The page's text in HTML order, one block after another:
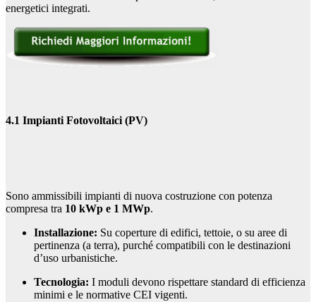
energetici integrati.
4.1 Impianti Fotovoltaici (PV)
Sono ammissibili impianti di nuova costruzione con potenza
compresa tra 10 kWp e 1 MWp.
Installazione: Su coperture di edifici, tettoie, o su aree di
pertinenza (a terra), purché compatibili con le destinazioni
d’uso urbanistiche.
Tecnologia: I moduli devono rispettare standard di efficienza
minimi e le normative CEI vigenti.